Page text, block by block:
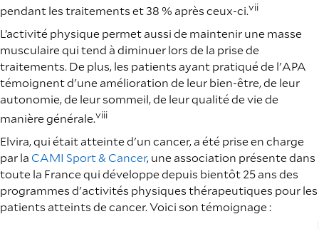
pendant les traitements et 38 % après ceux-ci.vii
L’activité physique permet aussi de maintenir une masse
musculaire qui tend à diminuer lors de la prise de
traitements. De plus, les patients ayant pratiqué de l'APA
témoignent d'une amélioration de leur bien-être, de leur
autonomie, de leur sommeil, de leur qualité de vie de
manière générale.viii
Elvira, qui était atteinte d'un cancer, a été prise en charge
par la CAMI Sport & Cancer, une association présente dans
toute la France qui développe depuis bientôt 25 ans des
programmes d'activités physiques thérapeutiques pour les
patients atteints de cancer. Voici son témoignage :